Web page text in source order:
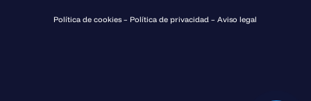
Política de cookies– Política de privacidad –Aviso legal